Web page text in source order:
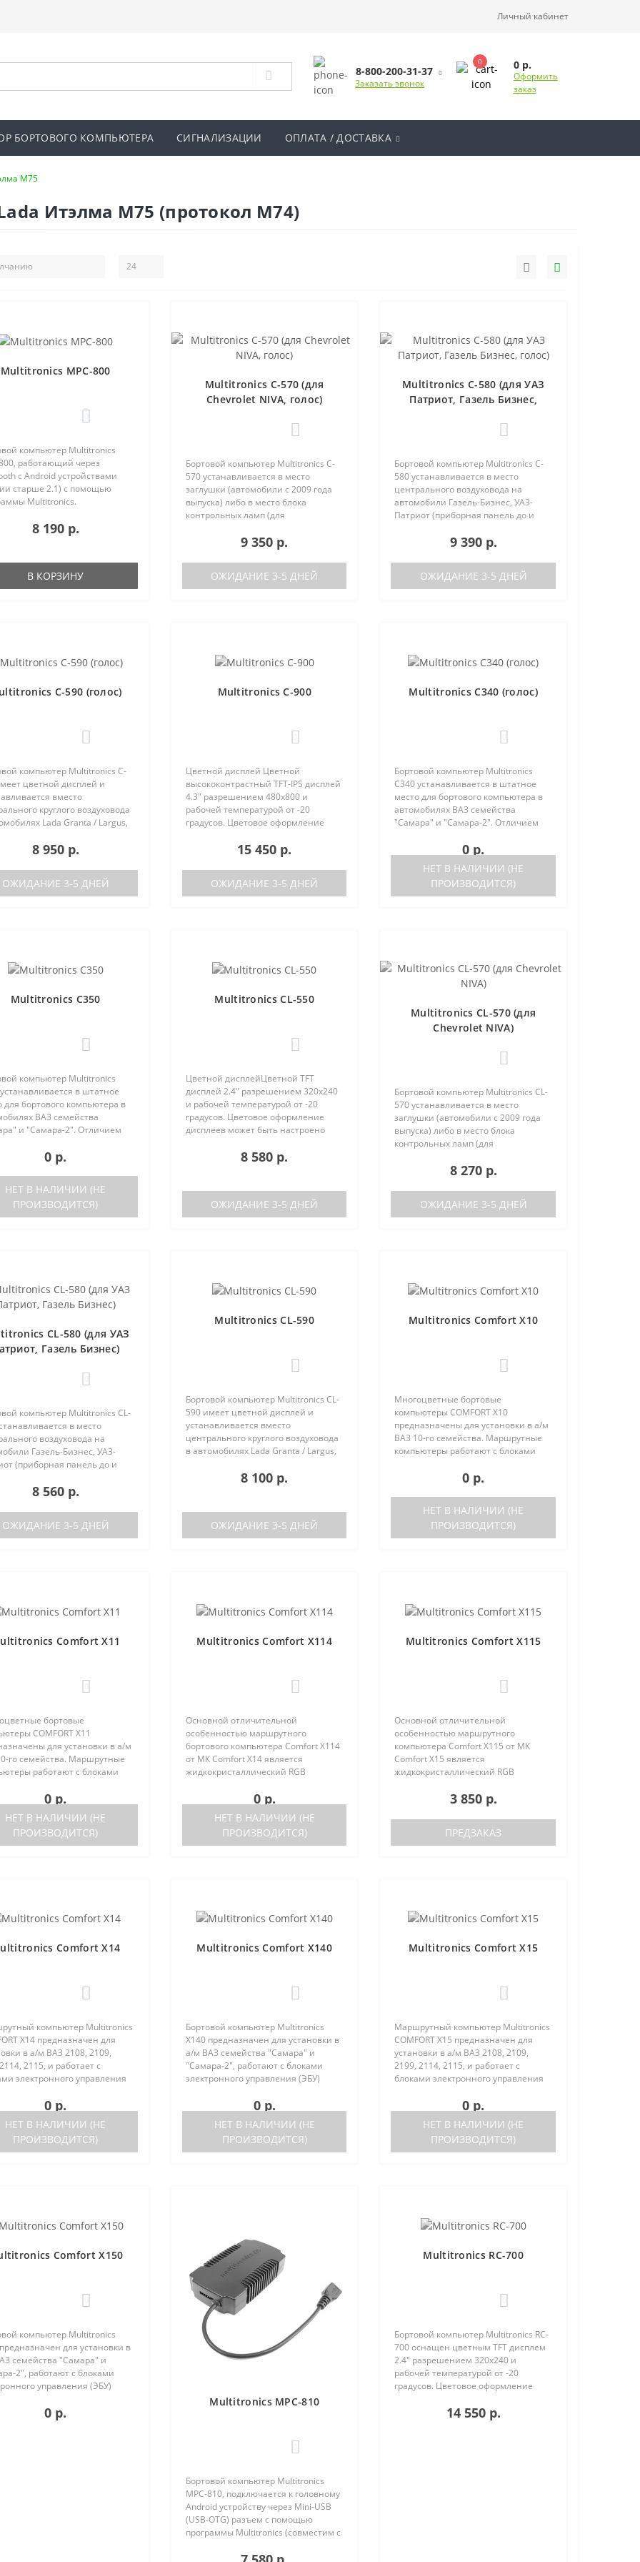
Личный кабинет
8-800-200-31-37
Заказать звонок
0 0 р.
Оформить
заказ
БОРТОВОГО КОМПЬЮТЕРА СИГНАЛИЗАЦИИ ОПЛАТА / ДОСТАВКА
М75
Итэлма М75 (протокол М74)
Multitronics MPC-800
компьютер Multitronics
работающий через
с Android устройствами
старше 2.1) с помощью
Multitronics.
с диагностическими
Автономная работа..
8 190 р.
В КОРЗИНУ
Multitronics C-570 (для
Chevrolet NIVA, голос)
Бортовой компьютер Multitronics C-
570 устанавливается в место
заглушки (автомобили с 2009 года
выпуска) либо в место блока
контрольных ламп (для
выпущенных с 08.2011 г.) с
дублированием его функций. На
автомобилях, выпущенных..
9 350 р.
ОЖИДАНИЕ 3-5 ДНЕЙ
Multitronics C-580 (для УАЗ
Патриот, Газель Бизнес,
Бортовой компьютер Multitronics C-
580 устанавливается в место
центрального воздуховода на
автомобили Газель-Бизнес, УАЗ-
Патриот (приборная панель до и
характеристики Голосовое
оповещение Поддержка двух баков
(подключ..
9 390 р.
ОЖИДАНИЕ 3-5 ДНЕЙ
C-590 (голос)
компьютер Multitronics C-
цветной дисплей и
вместо
круглого воздуховода
Lada Granta / Largus,
Almera, на место
вставки панели
..
8 950 р.
ОЖИДАНИЕ 3-5 ДНЕЙ
Multitronics C-900
Цветной дисплей Цветной
высококонтрастный TFT-IPS дисплей
4.3" разрешением 480х800 и
рабочей температурой от -20
градусов. Цветовое оформление
пользователем индивидуально (по
предустановленные ц..
15 450 р.
ОЖИДАНИЕ 3-5 ДНЕЙ
Multitronics C340 (голос)
Бортовой компьютер Multitronics
C340 устанавливается в штатное
место для бортового компьютера в
автомобилях ВАЗ семейства
"Самара" и "Самара-2". Отличием
Multitronics C350 является наличие
0 р.
НЕТ В НАЛИЧИИ (НЕ
ПРОИЗВОДИТСЯ)
Multitronics C350
компьютер Multitronics
в штатное
для бортового компьютера в
ВАЗ семейства
и "Самара-2". Отличием
C340 является наличие
синтезатора ..
0 р.
НЕТ В НАЛИЧИИ (НЕ
ПРОИЗВОДИТСЯ)
Multitronics CL-550
Цветной дисплейЦветной TFT
дисплей 2.4" разрешением 320х240
и рабочей температурой от -20
градусов. Цветовое оформление
дисплеев может быть настроено
RGB каналам). Четыре
предустановленные цветовые
8 580 р.
ОЖИДАНИЕ 3-5 ДНЕЙ
Multitronics CL-570 (для
Chevrolet NIVA)
Бортовой компьютер Multitronics CL-
570 устанавливается в место
заглушки (автомобили с 2009 года
выпуска) либо в место блока
контрольных ламп (для
выпущенных с 08.2011 г.) с
дублированием его функций. На
автомобилях, выпущенны..
8 270 р.
ОЖИДАНИЕ 3-5 ДНЕЙ
CL-580 (для УАЗ
Газель Бизнес)
компьютер Multitronics CL-
в место
воздуховода на
Газель-Бизнес, УАЗ-
(приборная панель до и
Поддержка двух
(подключается к двум
8 560 р.
ОЖИДАНИЕ 3-5 ДНЕЙ
Multitronics CL-590
Бортовой компьютер Multitronics CL-
590 имеет цветной дисплей и
устанавливается вместо
центрального круглого воздуховода
в автомобилях Lada Granta / Largus,
Nissan Almera, на место
центральной вставки панели
8 100 р.
ОЖИДАНИЕ 3-5 ДНЕЙ
Multitronics Comfort X10
Многоцветные бортовые
компьютеры COMFORT Х10
предназначены для установки в а/м
ВАЗ 10-го семейства. Маршрутные
компьютеры работают с блоками
следующих типов: Январь 5.1..
выпуска после 05.2000 года Январь
0 р.
НЕТ В НАЛИЧИИ (НЕ
ПРОИЗВОДИТСЯ)
Comfort X11
бортовые
COMFORT Х11
для установки в а/м
го семейства. Маршрутные
работают с блоками
типов:Январь 5.1..
M1.5.Bo..
0 р.
НЕТ В НАЛИЧИИ (НЕ
ПРОИЗВОДИТСЯ)
Multitronics Comfort X114
Основной отличительной
особенностью маршрутного
бортового компьютера Comfort X114
от МК Comfort X14 является
жидкокристаллический RGB
параметров одновременно),
при сохранении основных парам..
0 р.
НЕТ В НАЛИЧИИ (НЕ
ПРОИЗВОДИТСЯ)
Multitronics Comfort X115
Основной отличительной
особенностью маршрутного
компьютера Comfort X115 от МК
Comfort X15 является
жидкокристаллический RGB
параметров одновременно),
функциональность при сохранении
основных параметро..
3 850 р.
ПРЕДЗАКАЗ
Comfort X14
компьютер Multitronics
Х14 предназначен для
в а/м ВАЗ 2108, 2109,
2115, и работает с
электронного управления
после 05.2000 года, Bosch
0 р.
НЕТ В НАЛИЧИИ (НЕ
ПРОИЗВОДИТСЯ)
Multitronics Comfort X140
Бортовой компьютер Multitronics
X140 предназначен для установки в
а/м ВАЗ семейства "Самара" и
"Самара-2", работают с блоками
электронного управления (ЭБУ)
выпуска после 05.2000 года Bosch
0 р.
НЕТ В НАЛИЧИИ (НЕ
ПРОИЗВОДИТСЯ)
Multitronics Comfort X15
Маршрутный компьютер Multitronics
COMFORT Х15 предназначен для
установки в а/м ВАЗ 2108, 2109,
2199, 2114, 2115, и работает с
блоками электронного управления
выпуска после 05.2000 года, Bosch
0 р.
НЕТ В НАЛИЧИИ (НЕ
ПРОИЗВОДИТСЯ)
Comfort X150
компьютер Multitronics
для установки в
семейства "Самара" и
2", работают с блоками
управления (ЭБУ)
после 05.2000 года Bosch
Bosch M1.5.4N VS 5...
0 р.
Multitronics MPC-810
Бортовой компьютер Multitronics
MPC-810, подключается к головному
Android устройству через Mini-USB
(USB-OTG) разъем с помощью
программы Multitronics (совместим с
Multitronics MPC-810 по сравнению с
Multitronics RC-700
Бортовой компьютер Multitronics RC-
700 оснащен цветным TFT дисплем
2.4" разрешением 320х240 и
рабочей температурой от -20
градусов. Цветовое оформление
пользователем индивидуально (по
14 550 р.